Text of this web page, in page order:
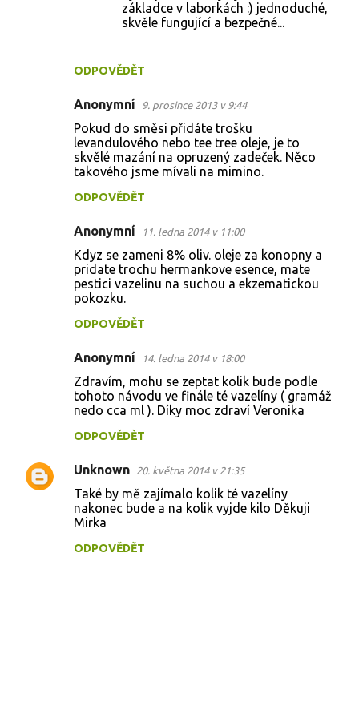
ODPOVĚDĚT
základce v laborkách :) jednoduché,
skvěle fungující a bezpečné...
Anonymní 9. prosince 2013 v 9:44
Pokud do směsi přidáte trošku
levandulového nebo tee tree oleje, je to
skvělé mazání na opruzený zadeček. Něco
takového jsme mívali na mimino.
ODPOVĚDĚT
Anonymní 11. ledna 2014 v 11:00
Kdyz se zameni 8% oliv. oleje za konopny a
pridate trochu hermankove esence, mate
pestici vazelinu na suchou a ekzematickou
pokozku.
ODPOVĚDĚT
Anonymní 14. ledna 2014 v 18:00
Zdravím, mohu se zeptat kolik bude podle
tohoto návodu ve finále té vazelíny ( gramáž
nedo cca ml ). Díky moc zdraví Veronika
ODPOVĚDĚT
Unknown 20. května 2014 v 21:35
Také by mě zajímalo kolik té vazelíny
nakonec bude a na kolik vyjde kilo Děkuji
Mirka
ODPOVĚDĚT